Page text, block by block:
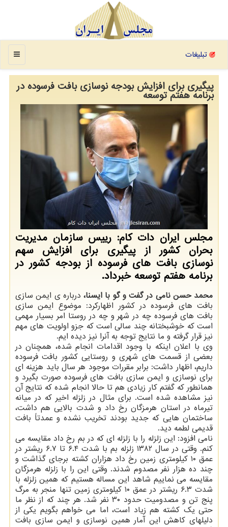
منو تبلیغات
پیگیری برای افزایش بودجه نوسازی بافت فرسوده در
برنامه هفتم توسعه
مجلس ایران دات کام: رییس سازمان مدیریت
بحران کشور از پیگیری برای افزایش سهم
نوسازی بافت های فرسوده از بودجه کشور در
برنامه هفتم توسعه خبرداد.
محمد حسن نامی در گفت و گو با ایسنا، درباره ی ایمن سازی
بافت های فرسوده در کشور اظهارکرد: موضوع ایمن سازی
بافت های فرسوده چه در شهر و چه در روستا امر بسیار مهمی
است که خوشبختانه چند سالی است که جزو اولویت های مهم
نیز قرار گرفته و ما نتایج توجه به آنرا نیز دیده ایم.
وی با اعلان اینکه با وجود اقدامات انجام شده، همچنان در
بعضی از قسمت های شهری و روستایی کشور بافت فرسوده
داریم، اظهار داشت: برابر مقررات موجود هر سال باید هزینه ای
برای نوسازی و ایمن سازی بافت های فرسوده صورت بگیرد و
همانطور که گفتم کار زیادی هم تا حالا انجام شده که نتایج آن
نیز مشاهده شده است. برای مثال در زلزله اخیر که در میانه
تیرماه در استان هرمزگان رخ داد و شدت بالایی هم داشت،
ساختمان هایی که جدید بودند تخریب نشده و عمدتاً بافت
قدیمی لطمه دید.
نامی افزود: این زلزله را با زلزله ای که در بم رخ داد مقایسه می
کنم. وقتی در سال ۱۳۸۲ زلزله بم با شدت ۶.۴ تا ۶.۷ ریشتر در
عمق ۱۰ کیلومتری زمین رخ داد هزاران کشته برجای گذاشت و
چند ده هزار نفر مصدوم شدند. وقتی این را با زلزله هرمزگان
مقایسه می نماییم شاهد این مساله هستیم که همین زلزله با
شدت ۶.۳ ریشتر در عمق ۱۰ کیلومتری زمین تنها منجر به مرگ
پنج تن و مصدومیت حدود ۳۰ نفر شد. هر چند که از نظر ما
حتی یک کشته هم زیاد است، اما می خواهم بگویم یکی از
دلیلهای کاهش این آمار همین نوسازی و ایمن سازی بافت